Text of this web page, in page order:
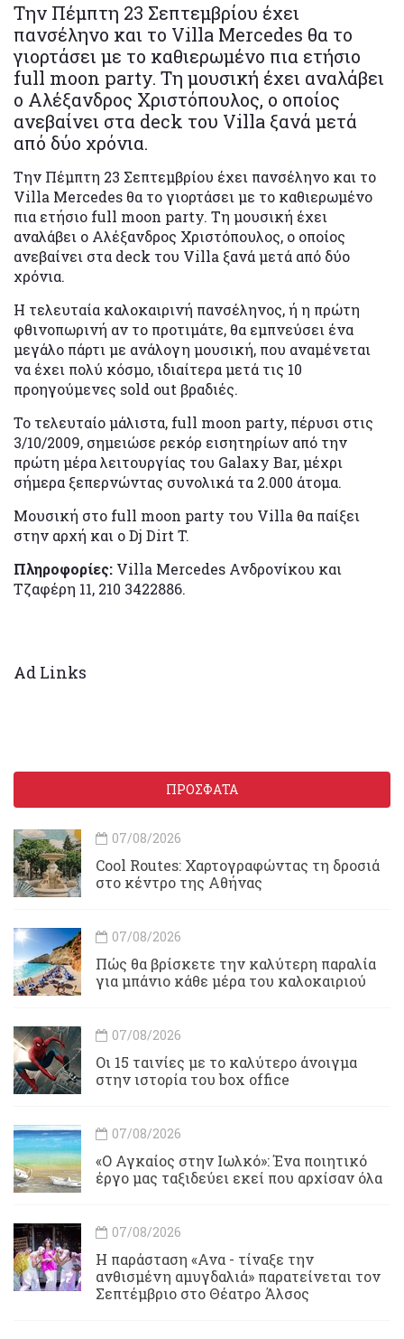
Την Πέμπτη 23 Σεπτεμβρίου έχει
πανσέληνο και το Villa Mercedes θα το
γιορτάσει με το καθιερωμένο πια ετήσιο
full moon party. Τη μουσική έχει αναλάβει
ο Αλέξανδρος Χριστόπουλος, ο οποίος
ανεβαίνει στα deck του Villa ξανά μετά
από δύο χρόνια.
Την Πέμπτη 23 Σεπτεμβρίου έχει πανσέληνο και το
Villa Mercedes θα το γιορτάσει με το καθιερωμένο
πια ετήσιο full moon party. Τη μουσική έχει
αναλάβει ο Αλέξανδρος Χριστόπουλος, ο οποίος
ανεβαίνει στα deck του Villa ξανά μετά από δύο
χρόνια.
Η τελευταία καλοκαιρινή πανσέληνος, ή η πρώτη
φθινοπωρινή αν το προτιμάτε, θα εμπνεύσει ένα
μεγάλο πάρτι με ανάλογη μουσική, που αναμένεται
να έχει πολύ κόσμο, ιδιαίτερα μετά τις 10
προηγούμενες sold out βραδιές.
To τελευταίο μάλιστα, full moon party, πέρυσι στις
3/10/2009, σημειώσε ρεκόρ εισητηρίων από την
πρώτη μέρα λειτουργίας του Galaxy Bar, μέχρι
σήμερα ξεπερνώντας συνολικά τα 2.000 άτομα.
Μουσική στο full moon party του Villa θα παίξει
στην αρχή και ο Dj Dirt T.
Πληροφορίες: Villa Mercedes Ανδρονίκου και
Τζαφέρη 11, 210 3422886.
Ad Links
ΠΡΟΣΦΑΤΑ
07/08/2026
Cool Routes: Χαρτογραφώντας τη δροσιά
στο κέντρο της Αθήνας
07/08/2026
Πώς θα βρίσκετε την καλύτερη παραλία
για μπάνιο κάθε μέρα του καλοκαιριού
07/08/2026
Οι 15 ταινίες με το καλύτερο άνοιγμα
στην ιστορία του box office
07/08/2026
«Ο Αγκαίος στην Ιωλκό»: Ένα ποιητικό
έργο μας ταξιδεύει εκεί που αρχίσαν όλα
07/08/2026
Η παράσταση «Ανα - τίναξε την
ανθισμένη αμυγδαλιά» παρατείνεται τον
Σεπτέμβριο στο Θέατρο Άλσος